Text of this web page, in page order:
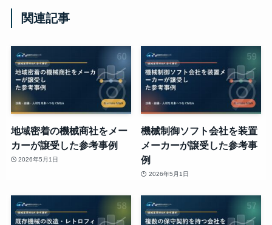
関連記事
地域密着の機械商社をメー
カーが譲受した参考事例
2026年5月1日
機械制御ソフト会社を装置
メーカーが譲受した参考事
例
2026年5月1日